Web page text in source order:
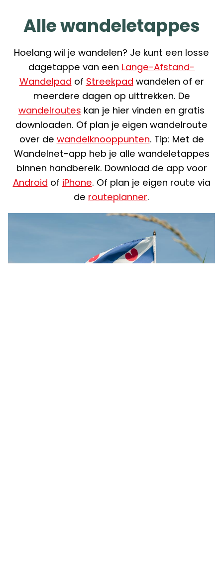
Alle wandeletappes
Hoelang wil je wandelen? Je kunt een losse
dagetappe van een Lange-Afstand-
Wandelpad of Streekpad wandelen of er
meerdere dagen op uittrekken. De
wandelroutes kan je hier vinden en gratis
downloaden. Of plan je eigen wandelroute
over de wandelknooppunten. Tip: Met de
Wandelnet-app heb je alle wandeletappes
binnen handbereik. Download de app voor
Android of iPhone. Of plan je eigen route via
de routeplanner.